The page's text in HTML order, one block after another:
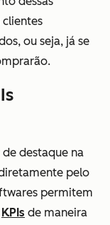
clientes
ou seja, já se
destaque na
pelo
permitem
KPIs de maneira